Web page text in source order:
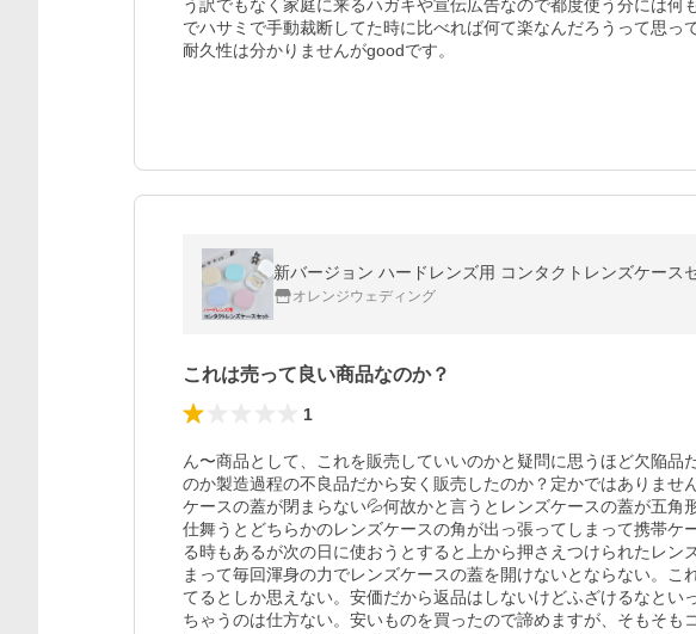
う訳でもなく家庭に来るハガキや宣伝広告なので都度使う分には何
でハサミで手動裁断してた時に比べれば何て楽なんだろうって思っ
耐久性は分かりませんがgoodです。
新バージョン ハードレンズ用 コンタクトレンズケース
オレンジウェディング
これは売って良い商品なのか？
1
ん〜商品として、これを販売していいのかと疑問に思うほど欠陥品
のか製造過程の不良品だから安く販売したのか？定かではありませ
ケースの蓋が閉まらない💦何故かと言うとレンズケースの蓋が五角
仕舞うとどちらかのレンズケースの角が出っ張ってしまって携帯ケ
る時もあるが次の日に使おうとすると上から押さえつけられたレン
まって毎回渾身の力でレンズケースの蓋を開けないとならない。こ
てるとしか思えない。安価だから返品はしないけどふざけるなとい
ちゃうのは仕方ない。安いものを買ったので諦めますが、そもそも